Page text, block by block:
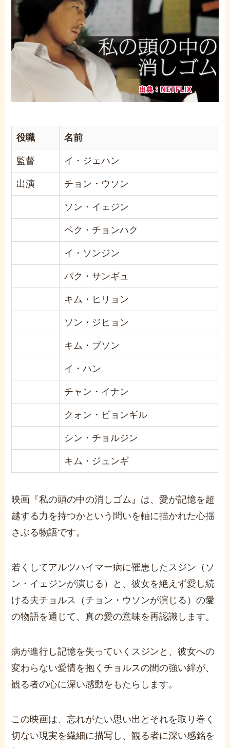
役職 名前
監督 イ・ジェハン
出演 チョン・ウソン
ソン・イェジン
ペク・チョンハク
イ・ソンジン
パク・サンギュ
キム・ヒリョン
ソン・ジヒョン
キム・ブソン
イ・ハン
チャン・イナン
クォン・ビョンギル
シン・チョルジン
キム・ジュンギ
映画『私の頭の中の消しゴム』は、愛が記憶を超
越する力を持つかという問いを軸に描かれた心揺
さぶる物語です。
若くしてアルツハイマー病に罹患したスジン（ソ
ン・イェジンが演じる）と、彼女を絶えず愛し続
ける夫チョルス（チョン・ウソンが演じる）の愛
の物語を通じて、真の愛の意味を再認識します。
病が進行し記憶を失っていくスジンと、彼女への
変わらない愛情を抱くチョルスの間の強い絆が、
観る者の心に深い感動をもたらします。
この映画は、忘れがたい思い出とそれを取り巻く
切ない現実を繊細に描写し、観る者に深い感銘を